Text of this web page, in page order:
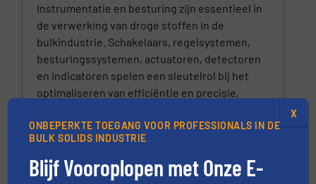
Instrumentatie en besturing zijn essentieel in
de verwerking van droge stoffen in de
bulkindustrie. Schakelaars, regelsystemen,
besturingssystemen, actuatoren, detectoren
en indicatoren spelen een sleutelrol bij het
optimaliseren van efficiëntie en precisie,
nauwkeurige kwaliteitscontrole mogelijk zijn.
Producten
Schakelaars
ONBEPERKTE TOEGANG VOOR PROFESSIONALS IN DE
BULK SOLIDS INDUSTRIE
Blijf Vooroplopen met Onze E-
X